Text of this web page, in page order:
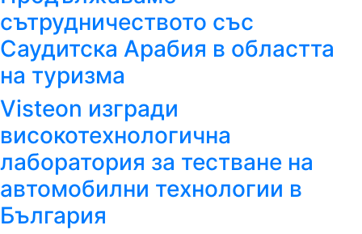
сътрудничеството със
Саудитска Арабия в областта
на туризма
Visteon изгради
високотехнологична
лаборатория за тестване на
автомобилни технологии в
България